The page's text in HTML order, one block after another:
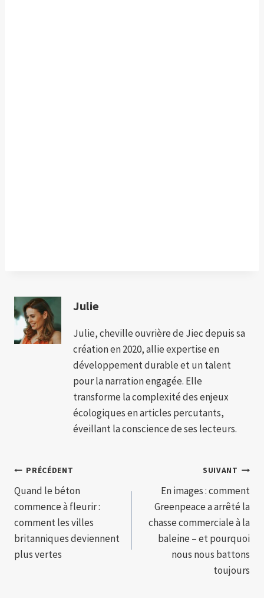
Julie
Julie, cheville ouvrière de Jiec depuis sa
création en 2020, allie expertise en
développement durable et un talent
pour la narration engagée. Elle
transforme la complexité des enjeux
écologiques en articles percutants,
éveillant la conscience de ses lecteurs.
Navigation
de
l’article
PRÉCÉDENT
Quand le béton
commence à fleurir :
comment les villes
britanniques deviennent
plus vertes
SUIVANT
En images : comment
Greenpeace a arrêté la
chasse commerciale à la
baleine – et pourquoi
nous nous battons
toujours